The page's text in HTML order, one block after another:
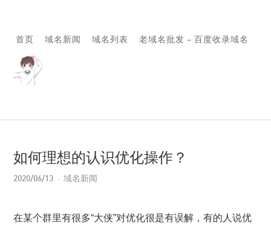
首页 域名新闻 域名列表 老域名批发 – 百度收录域名
如何理想的认识优化操作？
2020/06/13 域名新闻
在某个群里有很多“大侠”对优化很是有误解，有的人说优